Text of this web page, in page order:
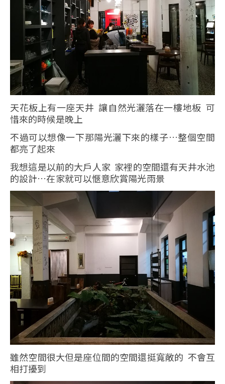
天花板上有一座天井 讓自然光灑落在一樓地板 可
惜來的時候是晚上
不過可以想像一下那陽光灑下來的樣子…整個空間
都亮了起來
我想這是以前的大戶人家 家裡的空間還有天井水池
的設計…在家就可以愜意欣賞陽光雨景
雖然空間很大但是座位間的空間還挺寬敞的 不會互
相打擾到